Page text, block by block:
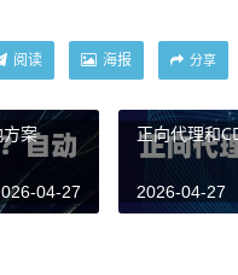
阅读 海报 分享
案
04-27
正向代理和
2026-04-27